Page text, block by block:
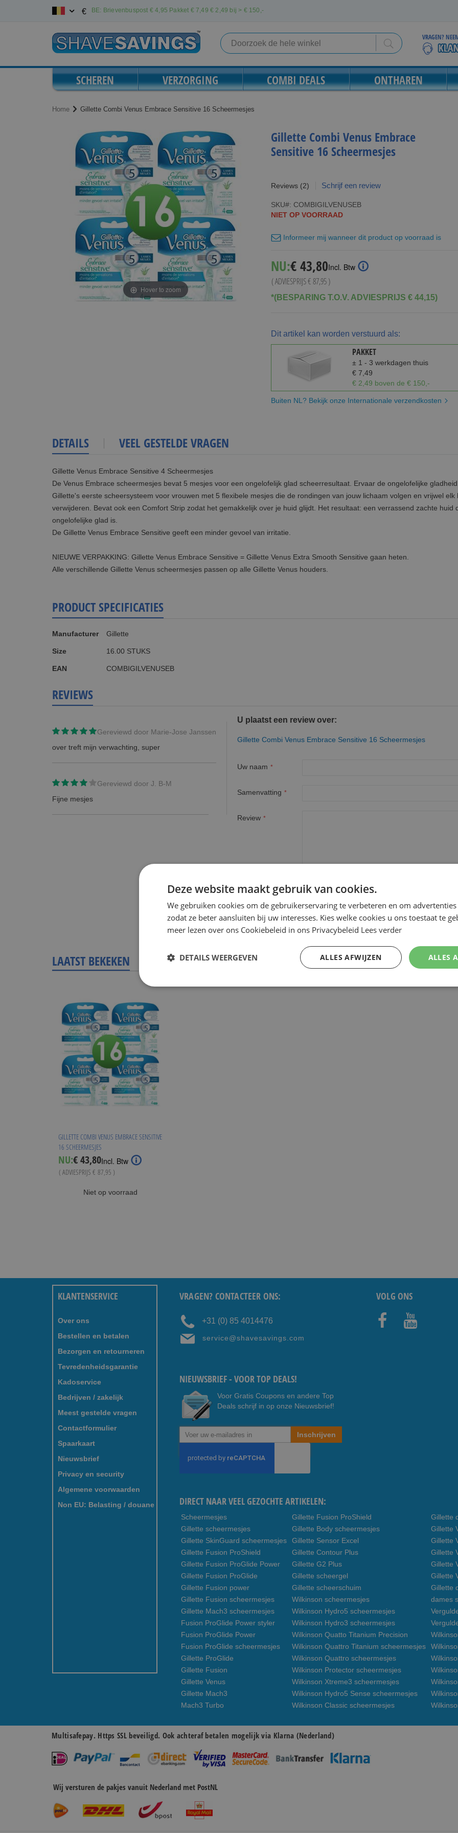
inhoud
€ BE: Brievenbuspost € 4,95 Pakket € 7,49 € 2,49 bij > €150,-
Search
VRAGEN?
SCHEREN VERZORGING COMBI DEALS ONTHAREN
Home Gillette Combi Venus Embrace Sensitive 16 Scheermesjes
afbeeldingen-
afbeeldingen-
Hover to zoom
Gillette Combi Venus Embrace
Sensitive 16 Scheermesjes
Reviews (2) Schrijf een review
SKU
COMBIGILVENUSEB
NIET OP VOORRAAD
Informeer mij wanneer dit product op voorraad is
NU: Special
Price
€ 43,80Incl. Btw
( ADVIESPRIJS€ 87,95)
*(BESPARING T.O.V. ADVIESPRIJS € 44,15)
Dit artikel kan worden verstuurd als:
PAKKET
± 1 - 3 werkdagen thuis
€ 7,49
€ 2,49 boven de € 150,-
Buiten NL? Bekijk onze Internationale verzendkosten
DETAILS
Gillette Venus Embrace Sensitive 4 Scheermesjes
De Venus Embrace scheermesjes bevat 5 mesjes voor een ongelofelijk glad scheerresultaat. Ervaar de ongelofelijke gladheid.
Gillette's eerste scheersysteem voor vrouwen met 5 flexibele mesjes die de rondingen van jouw lichaam volgen en vrijwel elk
verwijderen. Bevat ook een Comfort Strip zodat het gemakkelijk over je huid glijdt. Het resultaat: een verrassend zachte huid
ongelofelijke glad is.
De Gillette Venus Embrace Sensitive geeft een minder gevoel van irritatie.
NIEUWE VERPAKKING: Gillette Venus Embrace Sensitive = Gillette Venus Extra Smooth Sensitive gaan heten.
Alle verschillende Gillette Venus scheermesjes passen op alle Gillette Venus houders.
VEEL GESTELDE VRAGEN
PRODUCT SPECIFICATIES
informatie
Manufacturer Gillette
Size 16.00 STUKS
EAN COMBIGILVENUSEB
REVIEWS
Gereviewd door Marie-Jose Janssen
over treft mijn verwachting, super
Gereviewd door J. B-M
Fijne mesjes
U plaatst een review over:
Gillette Combi Venus Embrace Sensitive 16 Scheermesjes
Uw naam
Samenvatting
Review
LAATST BEKEKEN
GILLETTE COMBI VENUS EMBRACE SENSITIVE
16 SCHEERMESJES
NU:Special
Price
€ 43,80Incl. Btw
( ADVIESPRIJS € 87,95 )
Niet op voorraad
KLANTENSERVICE
Over ons
Bestellen en betalen
Bezorgen en retourneren
Tevredenheidsgarantie
Kadoservice
Bedrijven / zakelijk
Meest gestelde vragen
Contactformulier
Spaarkaart
Nieuwsbrief
Privacy en security
Algemene voorwaarden
Non EU: Belasting / douane
VRAGEN? CONTACTEER ONS:
+31 (0) 85 4014476
service@shavesavings.com
VOLG ONS
NIEUWSBRIEF - VOOR TOP DEALS!
Voor Gratis Coupons en andere Top
Deals schrijf in op onze Nieuwsbrief!
Abonneer
u
onze
Inschrijven
DIRECT NAAR VEEL GEZOCHTE ARTIKELEN:
Scheermesjes
Gillette scheermesjes
Gillette SkinGuard scheermesjes
Gillette Fusion ProShield
Gillette Fusion ProGlide Power
Gillette Fusion ProGlide
Gillette Fusion power
Gillette Fusion scheermesjes
Gillette Mach3 scheermesjes
Fusion ProGlide Power styler
Fusion ProGlide Power
Fusion ProGlide scheermesjes
Gillette ProGlide
Gillette Fusion
Gillette Venus
Gillette Mach3
Mach3 Turbo
Gillette Fusion ProShield
Gillette Body scheermesjes
Gillette Sensor Excel
Gillette Contour Plus
Gillette G2 Plus
Gillette scheergel
Gillette scheerschuim
Wilkinson scheermesjes
Wilkinson Hydro5 scheermesjes
Wilkinson Hydro3 scheermesjes
Wilkinson Quatto Titanium Precision
Wilkinson Quattro Titanium scheermesjes
Wilkinson Quattro scheermesjes
Wilkinson Protector scheermesjes
Wilkinson Xtreme3 scheermesjes
Wilkinson Hydro5 Sense scheermesjes
Wilkinson Classic scheermesjes
Gillette
Gillette
Gillette
Gillette
Gillette
Gillette
Gillette
dames
Multisafepay. Https SSL beveiligd. Ook achteraf betalen mogelijk via Klarna (Nederland)
Wij versturen de pakjes vanuit Nederland met PostNL
Deze website maakt gebruik van cookies.
We gebruiken cookies om de gebruikerservaring te verbeteren en om
zodat ze beter aansluiten bij uw interesses. Kies welke cookies u ons toestaat te
meer lezen over ons Cookiebeleid in ons Privacybeleid Lees verder
ALLES
ALLES AFWIJZEN
DETAILS WEERGEVEN